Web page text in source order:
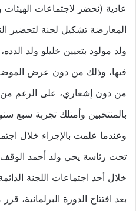
عادية (نحضر لاجتماعات
المعارضة تشكيل لجنة لتحضير
ولد مولود بتعيين خليلو ولد
فيها، وذلك من دون عرض
من دون إشعاري، على الرغم من
بالمنتخبين وأمتلك تجربة سبع
وعندما علمت بالإجراء خلال
تحت رئاسة يحي ولد أحمد
خلال أحد اجتماعات اللجنة
بعد افتتاح الدورة البرلمانية،